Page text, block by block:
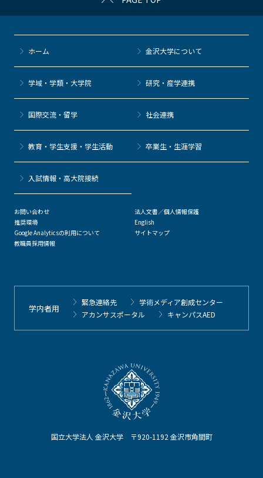
国立大学法人 金沢大学 〒920-1192 金沢市角間町
ホーム 金沢大学について
学域・学類・大学院 研究・産学連携
国際交流・留学 社会連携
教育・学生支援・学生活動 卒業生・生涯学習
⼊試情報・高大院接続
お問い合わせ
推奨環境
Google Analyticsの利用について
教職員採用情報
法人文書／個人情報保護
English
サイトマップ
学内者用
緊急連絡先
学術メディア創成センター
アカンサスポータル
キャンパスAED